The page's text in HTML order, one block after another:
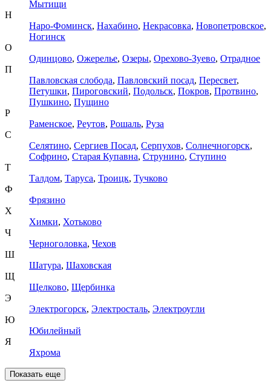
Мытищи
Н
Наро-Фоминск, Нахабино, Некрасовка, Новопетровское,
Ногинск
О
Одинцово, Ожерелье, Озеры, Орехово-Зуево, Отрадное
П
Павловская слобода, Павловский посад, Пересвет,
Петушки, Пироговский, Подольск, Покров, Протвино,
Пушкино, Пущино
Р
Раменское, Реутов, Рошаль, Руза
С
Селятино, Сергиев Посад, Серпухов, Солнечногорск,
Софрино, Старая Купавна, Струнино, Ступино
Т
Талдом, Таруса, Троицк, Тучково
Ф
Фрязино
Х
Химки, Хотьково
Ч
Черноголовка, Чехов
Ш
Шатура, Шаховская
Щ
Щелково, Щербинка
Э
Электрогорск, Электросталь, Электроугли
Ю
Юбилейный
Я
Яхрома
Показать еще